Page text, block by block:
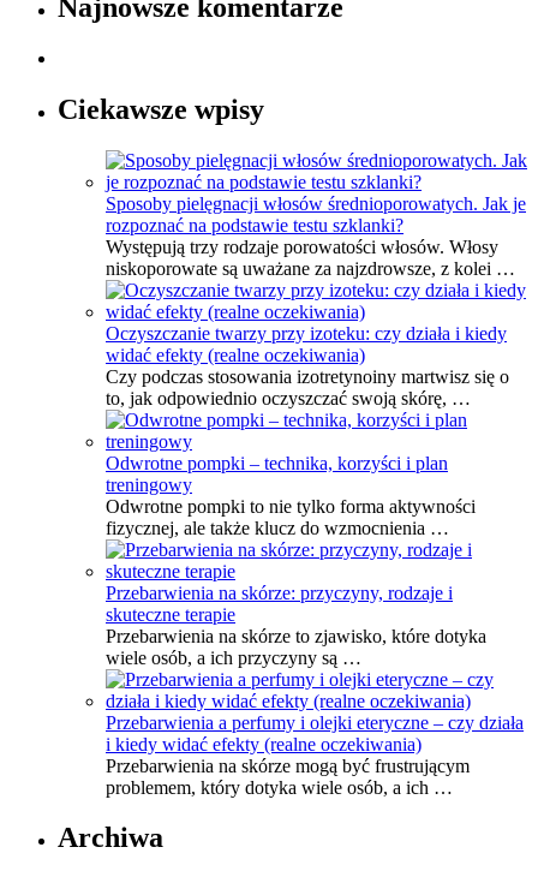
Najnowsze komentarze
Ciekawsze wpisy
Sposoby pielęgnacji włosów średnioporowatych. Jak je
rozpoznać na podstawie testu szklanki?
Występują trzy rodzaje porowatości włosów. Włosy
niskoporowate są uważane za najzdrowsze, z kolei …
Oczyszczanie twarzy przy izoteku: czy działa i kiedy
widać efekty (realne oczekiwania)
Czy podczas stosowania izotretynoiny martwisz się o
to, jak odpowiednio oczyszczać swoją skórę, …
Odwrotne pompki – technika, korzyści i plan
treningowy
Odwrotne pompki to nie tylko forma aktywności
fizycznej, ale także klucz do wzmocnienia …
Przebarwienia na skórze: przyczyny, rodzaje i
skuteczne terapie
Przebarwienia na skórze to zjawisko, które dotyka
wiele osób, a ich przyczyny są …
Przebarwienia a perfumy i olejki eteryczne – czy działa
i kiedy widać efekty (realne oczekiwania)
Przebarwienia na skórze mogą być frustrującym
problemem, który dotyka wiele osób, a ich …
Archiwa